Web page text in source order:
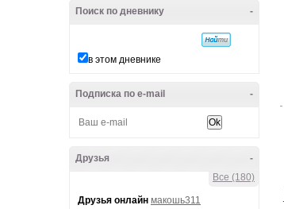
-
Поиск по дневнику
в этом дневнике
-
Подписка по e-mail
-
Друзья
Все (180)
Друзья онлайн макошь311